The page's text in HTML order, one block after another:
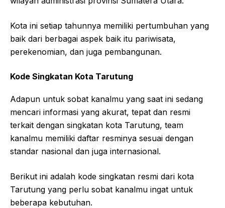
Kota ini setiap tahunnya memiliki pertumbuhan yang
baik dari berbagai aspek baik itu pariwisata,
perekenomian, dan juga pembangunan.
Kode Singkatan Kota Tarutung
Adapun untuk sobat kanalmu yang saat ini sedang
mencari informasi yang akurat, tepat dan resmi
terkait dengan singkatan kota Tarutung, team
kanalmu memiliki daftar resminya sesuai dengan
standar nasional dan juga internasional.
Berikut ini adalah kode singkatan resmi dari kota
Tarutung yang perlu sobat kanalmu ingat untuk
beberapa kebutuhan.